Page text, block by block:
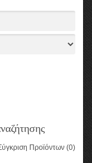
Προϊόντων (0)